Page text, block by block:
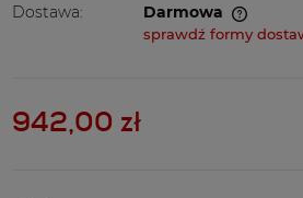
Dostawa:
Darmowa
Cena nie zawiera ewentualnych
sprawdź formy
942,00 zł